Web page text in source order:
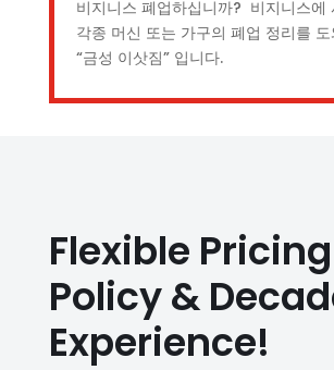
비지니스 폐업하십니까? 비지니스에
각종 머신 또는 가구의 폐업 정리를
“금성 이삿짐” 입니다.
Flexible Pricing
Policy &
Experience!